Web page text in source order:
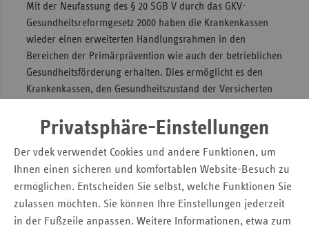
Privatsphäre-Einstellungen
Der vdek verwendet Cookies und andere Funktionen, um
Ihnen einen sicheren und komfortablen Website-Besuch zu
ermöglichen. Entscheiden Sie selbst, welche Funktionen Sie
zulassen möchten. Sie können Ihre Einstellungen jederzeit
in der Fußzeile anpassen. Weitere Informationen, etwa zum
Mit der Neufassung des § 20 SGB V durch das GKV-
Gesundheitsreformgesetz 2000 haben die Krankenkassen
wieder einen erweiterten Handlungsrahmen in den
Bereichen der Primärprävention wie auch der betrieblichen
Gesundheitsförderung erhalten. Dies ermöglicht es den
Krankenkassen, den Gesundheitszustand der Versicherten
gesundheitlichen Beeinträchtigungen frühzeitig wirksam
entgegenzuwirken, anstatt sie kostenintensiv zu kurieren.
Spitzenverbände der GKV entwickelten
Leitfaden
Die Spitzenverbände der Krankenkassen haben vor diesem